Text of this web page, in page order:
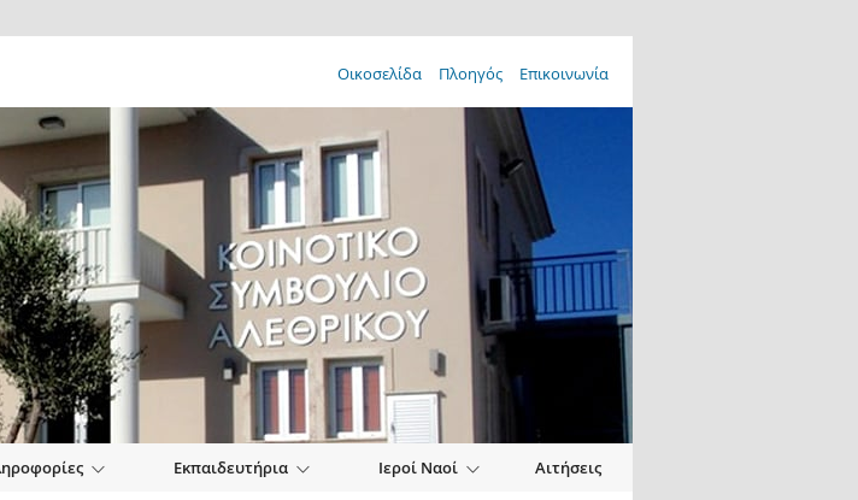
Οικοσελίδα Πλοηγός Επικοινωνία
Εκπαιδευτήρια Ιεροί Ναοί Αιτήσεις